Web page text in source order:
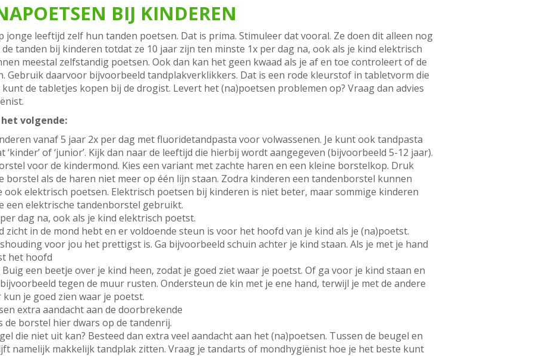
BIJ KINDEREN
jonge leeftijd zelf hun tanden poetsen. Dat is prima. Stimuleer dat vooral. Ze doen dit alleen nog
tanden bij kinderen totdat ze 10 jaar zijn ten minste 1x per dag na, ook als je kind elektrisch
meestal zelfstandig poetsen. Ook dan kan het geen kwaad als je af en toe controleert of de
Gebruik daarvoor bijvoorbeeld tandplakverklikkers. Dat is een rode kleurstof in tabletvorm die
de tabletjes kopen bij de drogist. Levert het (na)poetsen problemen op? Vraag dan advies
volgende:
vanaf 5 jaar 2x per dag met fluoridetandpasta voor volwassenen. Je kunt ook tandpasta
of ‘junior’. Kijk dan naar de leeftijd die hierbij wordt aangegeven (bijvoorbeeld 5-12 jaar).
voor de kindermond. Kies een variant met zachte haren en een kleine borstelkop. Druk
borstel als de haren niet meer op één lijn staan. Zodra kinderen een tandenborstel kunnen
ook elektrisch poetsen. Elektrisch poetsen bij kinderen is niet beter, maar sommige kinderen
een elektrische tandenborstel gebruikt.
dag na, ook als je kind elektrisch poetst.
zicht in de mond hebt en er voldoende steun is voor het hoofd van je kind als je (na)poetst.
voor jou het prettigst is. Ga bijvoorbeeld schuin achter je kind staan. Als je met je hand
het hoofd
een beetje over je kind heen, zodat je goed ziet waar je poetst. Of ga voor je kind staan en
tegen de muur rusten. Ondersteun de kin met je ene hand, terwijl je met de andere
je goed zien waar je poetst.
extra aandacht aan de doorbrekende
de borstel hier dwars op de tandenrij.
die niet uit kan? Besteed dan extra veel aandacht aan het (na)poetsen. Tussen de beugel en
namelijk makkelijk tandplak zitten. Vraag je tandarts of mondhygiënist hoe je het beste kunt